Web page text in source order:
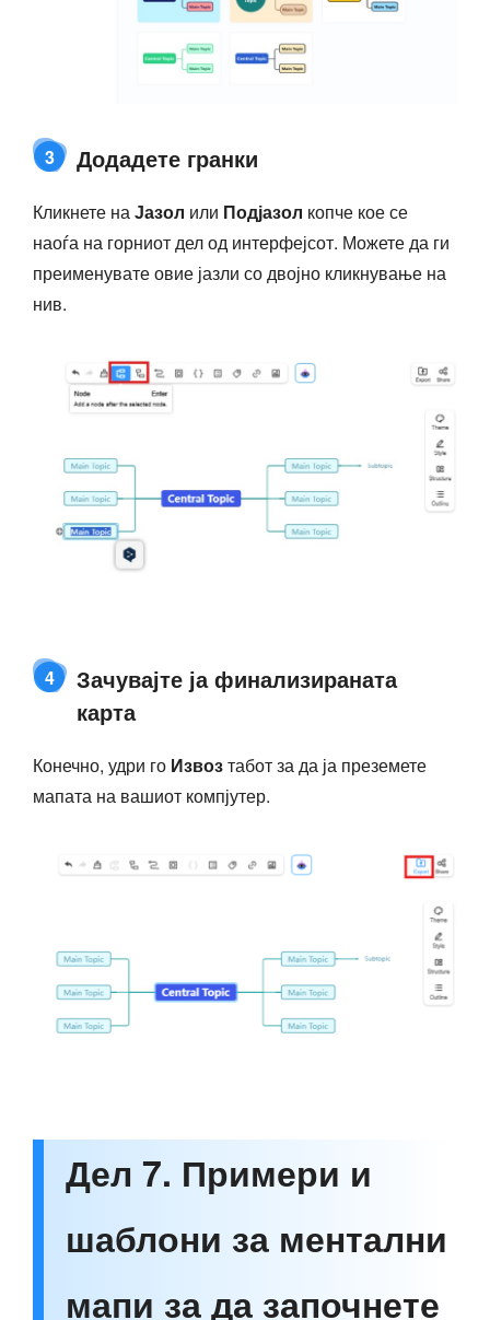
3 Додадете гранки
Кликнете наЈазол или Подјазол копче кое се
наоѓа на горниот дел од интерфејсот. Можете да ги
преименувате овие јазли со двојно кликнување на
нив.
4
Зачувајте ја финализираната
карта
Конечно, удри го Извозтабот за да ја преземете
мапата на вашиот компјутер.
Дел 7. Примери и
шаблони за ментални
мапи за да започнете